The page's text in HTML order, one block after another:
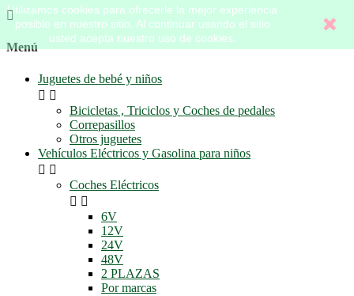
Utilizamos cookies para ofrecerle la mejor experiencia
posible en nuestro sitio. Al continuar usando el sitio
usted acepta nuestro uso de cookies.

Menú
Juguetes de bebé y niños
 
Bicicletas , Triciclos y Coches de pedales
Correpasillos
Otros juguetes
Vehículos Eléctricos y Gasolina para niños
 
Coches Eléctricos
 
6V
12V
24V
48V
2 PLAZAS
Por marcas